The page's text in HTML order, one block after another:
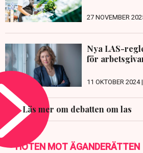
27 NOVEMBER
Nya LAS-
för
11 OKTOBER 2024 |
Läs mer om debatten om las
HOTEN MOT ÄGANDERÄTTEN